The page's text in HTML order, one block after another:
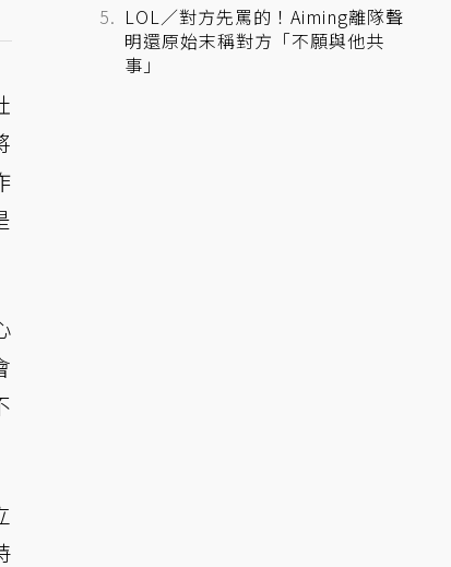
LOL／對方先罵的！Aiming離隊聲
明還原始末稱對方「不願與他共
事」